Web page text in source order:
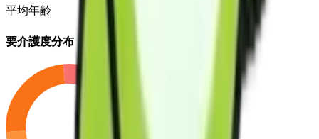
平均年齢
要介護度分布